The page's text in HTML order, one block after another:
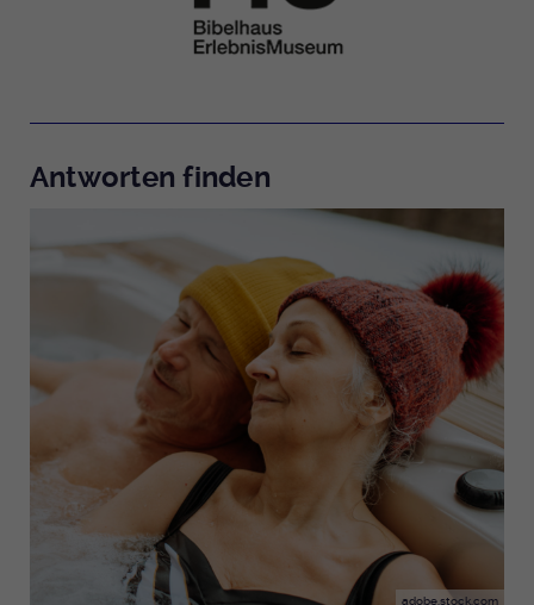
Antworten finden
adobe.stock.com